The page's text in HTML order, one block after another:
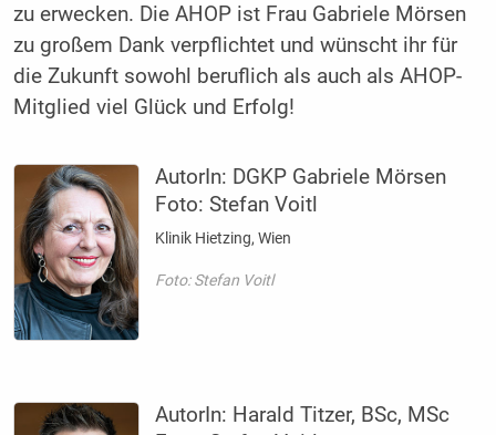
zu erwecken. Die AHOP ist Frau Gabriele Mörsen
zu großem Dank verpflichtet und wünscht ihr für
die Zukunft sowohl beruflich als auch als AHOP-
Mitglied viel Glück und Erfolg!
AutorIn: DGKP Gabriele Mörsen
Foto: Stefan Voitl
Klinik Hietzing, Wien
Foto: Stefan Voitl
AutorIn: Harald Titzer, BSc, MSc